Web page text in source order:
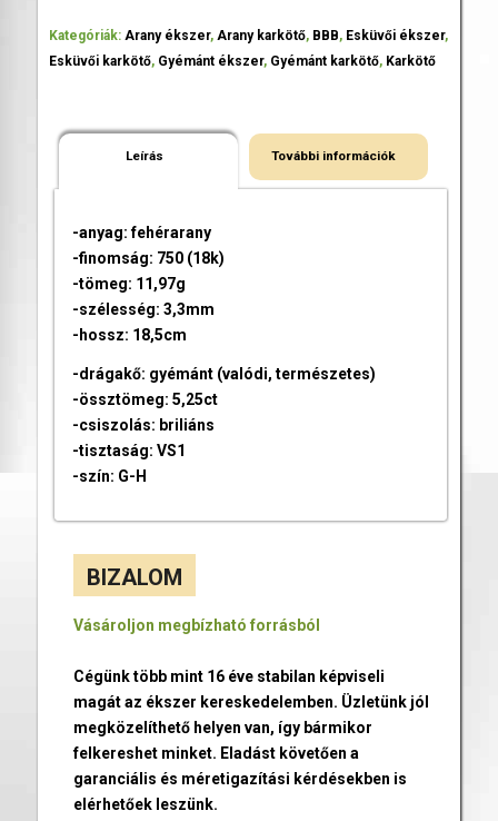
Kategóriák: Arany ékszer, Arany karkötő, BBB, Esküvői ékszer,
Esküvői karkötő, Gyémánt ékszer, Gyémánt karkötő, Karkötő
Leírás További információk
-anyag: fehérarany
-finomság: 750 (18k)
-tömeg: 11,97g
-szélesség: 3,3mm
-hossz: 18,5cm
-drágakő: gyémánt (valódi, természetes)
-össztömeg: 5,25ct
-csiszolás: briliáns
-tisztaság: VS1
-szín: G-H
BIZALOM
Vásároljon megbízható forrásból
Cégünk több mint 16 éve stabilan képviseli
magát az ékszer kereskedelemben. Üzletünk jól
megközelíthető helyen van, így bármikor
felkereshet minket. Eladást követően a
garanciális és méretigazítási kérdésekben is
elérhetőek leszünk.